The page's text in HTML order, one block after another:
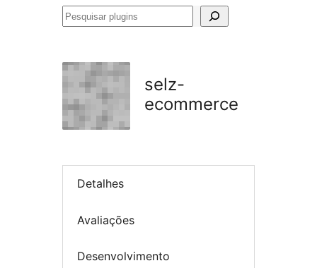
Pesquisar
selz-
ecommerce
Detalhes
Avaliações
Desenvolvimento